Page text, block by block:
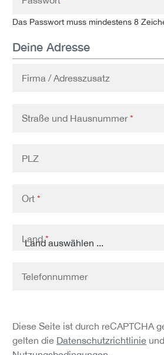
Das Passwort muss mindestens 8
Deine Adresse
Firma / Adresszusatz
Straße und Hausnummer*
PLZ
Ort *
Land*
Telefonnummer
Diese Seite ist durch reCAPTCHA
gelten die Datenschutzrichtlinie und